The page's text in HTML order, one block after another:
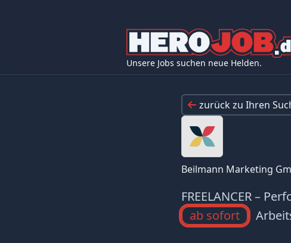
Unsere Jobs suchen neue Helden.
zurück zu Ihren
Beilmann Marketing
FREELANCER –
ab sofort